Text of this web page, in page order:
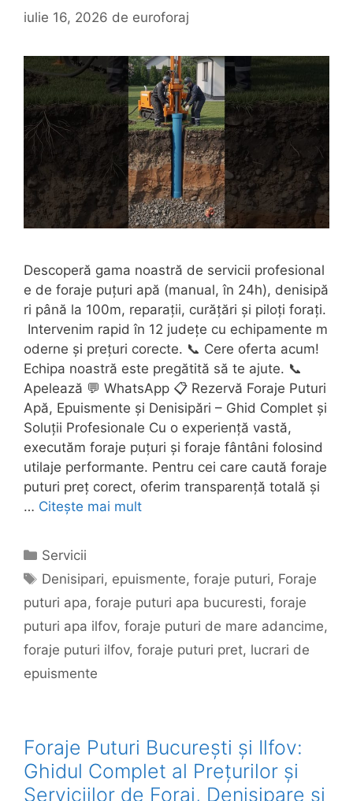
iulie 16, 2026 de euroforaj
Descoperă gama noastră de servicii profesional
e de foraje puțuri apă (manual, în 24h), denisipă
ri până la 100m, reparații, curățări și piloți forați.
Intervenim rapid în 12 județe cu echipamente m
oderne și prețuri corecte. 📞 Cere oferta acum!
Echipa noastră este pregătită să te ajute. 📞
Apelează 💬 WhatsApp 📋 Rezervă Foraje Puturi
Apă, Epuismente și Denisipări – Ghid Complet și
Soluții Profesionale Cu o experiență vastă,
executăm foraje puțuri și foraje fântâni folosind
utilaje performante. Pentru cei care caută foraje
puturi preț corect, oferim transparență totală și
… Citește mai mult
Categorii
Servicii
Etichete
Denisipari, epuismente,foraje puturi, Foraje
puturi apa, foraje puturi apa bucuresti, foraje
puturi apa ilfov, foraje puturi de mare adancime,
foraje puturi ilfov, foraje puturi pret, lucrari de
epuismente
Foraje Puturi București și Ilfov:
Ghidul Complet al Prețurilor și
Serviciilor de Foraj, Denisipare și